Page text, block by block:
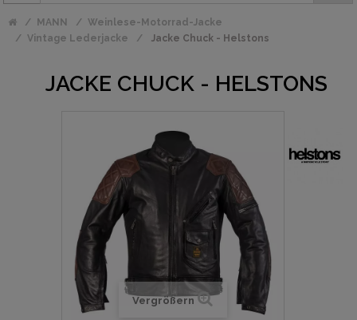
MANN
Weinlese-Motorrad-Jacke
Vintage Lederjacke
Jacke Chuck - Helstons
JACKE CHUCK - HELSTONS
Vergrößern